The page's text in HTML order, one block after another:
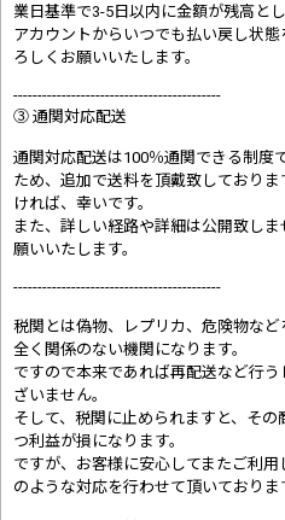
業日基準で3-5日以内に金額が残高と
アカウントからいつでも払い戻し状
ろしくお願いいたします。
-------------------------------------------
③ 通関対応配送
通関対応配送は100％通関できる制度
ため、追加で送料を頂戴致しており
ければ、幸いです。
また、詳しい経路や詳細は公開致し
願いいたします。
-------------------------------------------
税関とは偽物、レプリカ、危険物な
全く関係のない機関になります。
ですので本来であれば再配送など行
ざいません。
そして、税関に止められますと、そ
つ利益が損になります。
ですが、お客様に安心してまたご利
のような対応を行わせて頂いておりま